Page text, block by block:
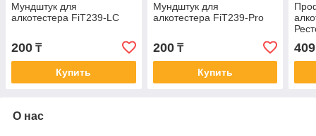
Мундштук для
алкотестера FiT239-LC
200 ₸
Купить
Мундштук для
алкотестера FiT239-Pro
200₸
Купить
О нас